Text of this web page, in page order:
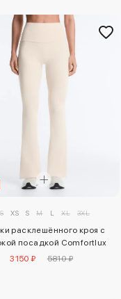
XS S M L XL 3XL
расклешённого кроя с
посадкой Comfortlux
3150 ₽
5810 ₽